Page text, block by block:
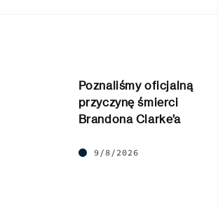
Poznaliśmy oficjalną
przyczynę śmierci
Brandona Clarke’a
9/8/2026